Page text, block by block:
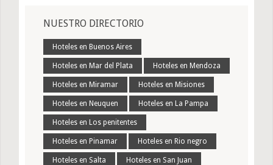
NUESTRO DIRECTORIO
Hoteles en Buenos Aires
Hoteles en Mar del Plata Hoteles en Mendoza
Hoteles en Miramar Hoteles en Misiones
Hoteles en Neuquen Hoteles en La Pampa
Hoteles en Los penitentes
Hoteles en Pinamar Hoteles en Rio negro
Hoteles en Salta Hoteles en San Juan